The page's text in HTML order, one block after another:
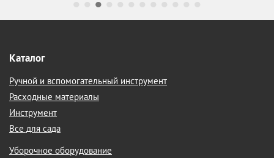
Каталог
Ручной и вспомогательный инструмент
Расходные материалы
Инструмент
Все для сада
Уборочное оборудование